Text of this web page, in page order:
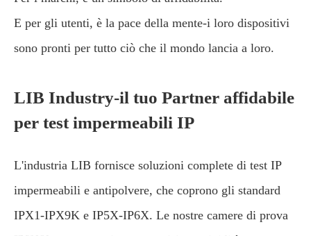
E per gli utenti, è la pace della mente-i loro dispositivi
sono pronti per tutto ciò che il mondo lancia a loro.
LIB Industry-il tuo Partner affidabile
per test impermeabili IP
L'industria LIB fornisce soluzioni complete di test IP
impermeabili e antipolvere, che coprono gli standard
IPX1-IPX9K e IP5X-IP6X. Le nostre camere di prova